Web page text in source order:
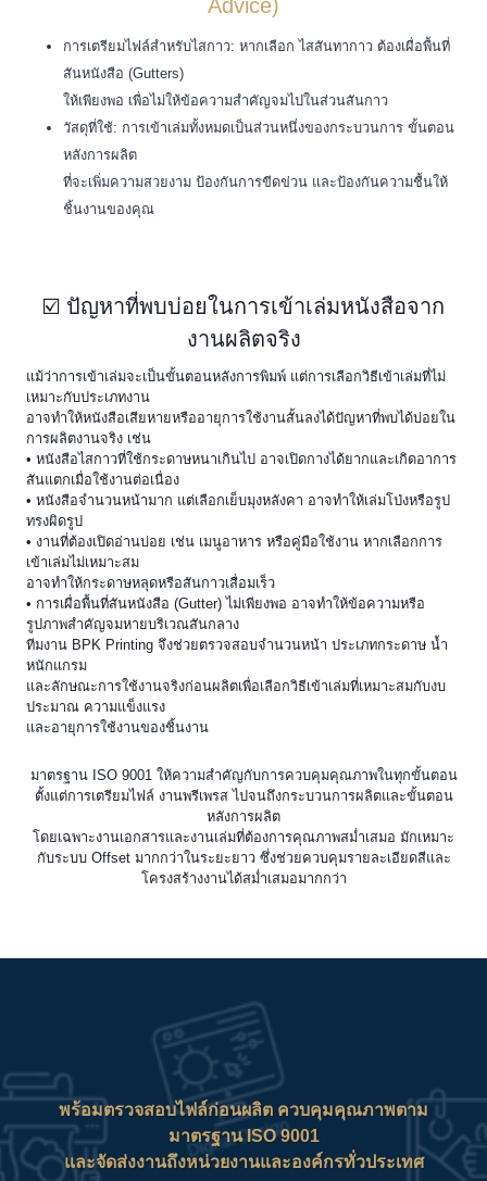
Advice)
การเตรียมไฟล์สำหรับไสกาว: หากเลือก ไสสันทากาว ต้องเผื่อพื้นที่
สันหนังสือ (Gutters)
ให้เพียงพอ เพื่อไม่ให้ข้อความสำคัญจมไปในส่วนสันกาว
วัสดุที่ใช้: การเข้าเล่มทั้งหมดเป็นส่วนหนึ่งของกระบวนการ ขั้นตอน
หลังการผลิต
ที่จะเพิ่มความสวยงาม ป้องกันการขีดข่วน และป้องกันความชื้นให้
ชิ้นงานของคุณ
☑️ ปัญหาที่พบบ่อยในการเข้าเล่มหนังสือจาก
งานผลิตจริง
แม้ว่าการเข้าเล่มจะเป็นขั้นตอนหลังการพิมพ์ แต่การเลือกวิธีเข้าเล่มที่ไม่
เหมาะกับประเภทงาน
อาจทำให้หนังสือเสียหายหรืออายุการใช้งานสั้นลงได้ปัญหาที่พบได้บ่อยใน
การผลิตงานจริง เช่น
• หนังสือไสกาวที่ใช้กระดาษหนาเกินไป อาจเปิดกางได้ยากและเกิดอาการ
สันแตกเมื่อใช้งานต่อเนื่อง
• หนังสือจำนวนหน้ามาก แต่เลือกเย็บมุงหลังคา อาจทำให้เล่มโป่งหรือรูป
ทรงผิดรูป
• งานที่ต้องเปิดอ่านบ่อย เช่น เมนูอาหาร หรือคู่มือใช้งาน หากเลือกการ
เข้าเล่มไม่เหมาะสม
อาจทำให้กระดาษหลุดหรือสันกาวเสื่อมเร็ว
• การเผื่อพื้นที่สันหนังสือ (Gutter) ไม่เพียงพอ อาจทำให้ข้อความหรือ
รูปภาพสำคัญจมหายบริเวณสันกลาง
ทีมงาน BPK Printing จึงช่วยตรวจสอบจำนวนหน้า ประเภทกระดาษ น้ำ
หนักแกรม
และลักษณะการใช้งานจริงก่อนผลิตเพื่อเลือกวิธีเข้าเล่มที่เหมาะสมกับงบ
ประมาณ ความแข็งแรง
และอายุการใช้งานของชิ้นงาน
มาตรฐาน ISO 9001 ให้ความสำคัญกับการควบคุมคุณภาพในทุกขั้นตอน
ตั้งแต่การเตรียมไฟล์ งานพรีเพรส ไปจนถึงกระบวนการผลิตและขั้นตอน
หลังการผลิต
โดยเฉพาะงานเอกสารและงานเล่มที่ต้องการคุณภาพสม่ำเสมอ มักเหมาะ
กับระบบ Offsetมากกว่าในระยะยาว ซึ่งช่วยควบคุมรายละเอียดสีและ
โครงสร้างงานได้สม่ำเสมอมากกว่า
พร้อมตรวจสอบไฟล์ก่อนผลิต ควบคุมคุณภาพตาม
มาตรฐาน ISO 9001
และจัดส่งงานถึงหน่วยงานและองค์กรทั่วประเทศ